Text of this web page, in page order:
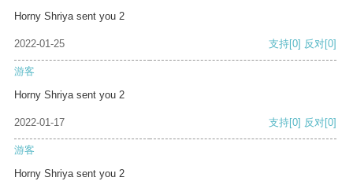
Horny Shriya sent you 2
2022-01-25 支持[0] 反对[0]
游客
Horny Shriya sent you 2
2022-01-17 支持[0] 反对[0]
游客
Horny Shriya sent you 2